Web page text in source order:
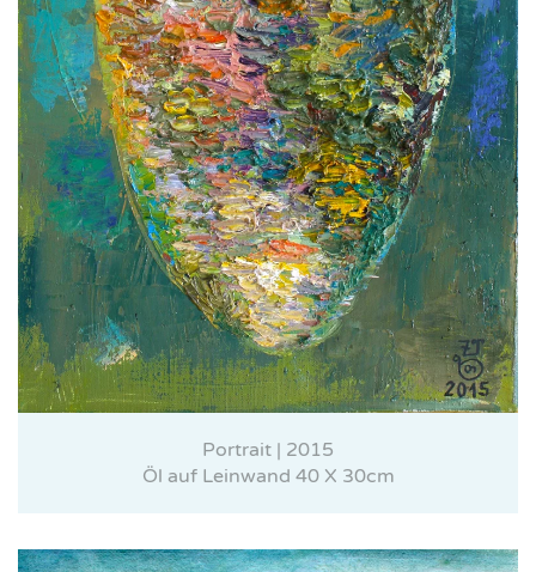
Portrait | 2015
Öl auf Leinwand 40 X 30cm